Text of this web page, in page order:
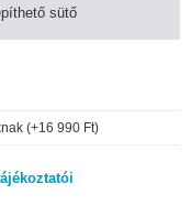
(+16 990 Ft)